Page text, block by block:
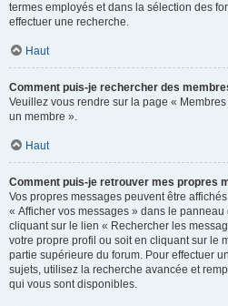
termes employés et dans la sélection des
effectuer une recherche.
Haut
Comment puis-je rechercher des
Veuillez vous rendre sur la page «
un membre ».
Haut
Comment puis-je retrouver mes propres
Vos propres messages peuvent être
« Afficher vos messages » dans le panneau
cliquant sur le lien « Rechercher les
votre propre profil ou soit en cliquant sur le
partie supérieure du forum. Pour effectuer
sujets, utilisez la recherche avancée et
qui vous sont disponibles.